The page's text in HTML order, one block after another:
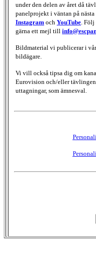
under den delen av året då
panelprojekt i väntan på
Instagram och YouTube .
gärna ett mejl till
Bildmaterial vi publicerar i
bildägare.
Vi vill också tipsa dig om
Eurovision och/eller
uttagningar, som ämnesval.